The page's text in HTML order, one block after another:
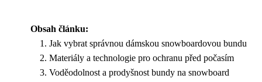
Obsah článku:
Jak vybrat správnou dámskou snowboardovou bundu
Materiály a technologie pro ochranu před počasím
Voděodolnost a prodyšnost bundy na snowboard